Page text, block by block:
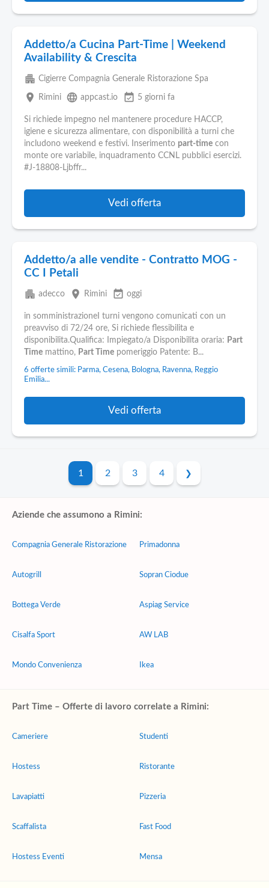
Addetto/a Cucina Part-Time | Weekend
Availability & Crescita
apartment Cigierre Compagnia Generale Ristorazione Spa
place Rimini language appcast.io event_available 5 giorni fa
Si richiede impegno nel mantenere procedure HACCP,
igiene e sicurezza alimentare, con disponibilità a turni che
includono weekend e festivi. Inserimento part-time con
monte ore variabile, inquadramento CCNL pubblici esercizi.
#J-18808-Ljbffr...
Vedi offerta
Addetto/a alle vendite - Contratto MOG -
CC I Petali
apartment adecco place Rimini event_available oggi
in somministrazioneI turni vengono comunicati con un
preavviso di 72/24 ore, Si richiede flessibilita e
disponibilita.Qualifica: Impiegato/a Disponibilita oraria: Part
Time mattino, Part Time pomeriggio Patente: B...
6 offerte simili: Parma, Cesena, Bologna, Ravenna, Reggio
Emilia...
Vedi offerta
1 2 3 4
Aziende che assumono a Rimini:
Compagnia Generale Ristorazione
Autogrill
Bottega Verde
Cisalfa Sport
Mondo Convenienza
Primadonna
Sopran Ciodue
Aspiag Service
AW LAB
Ikea
Part Time – Offerte di lavoro correlate a Rimini:
Cameriere
Hostess
Lavapiatti
Scaffalista
Hostess Eventi
Studenti
Ristorante
Pizzeria
Fast Food
Mensa